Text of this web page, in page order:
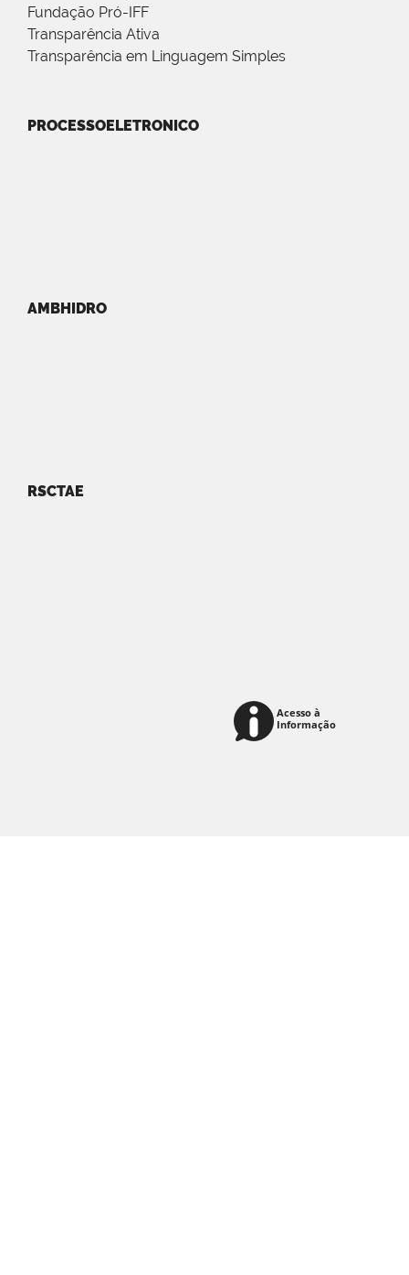
Fundação Pró-IFF
Transparência Ativa
Transparência em Linguagem Simples
PROCESSOELETRONICO
AMBHIDRO
RSCTAE